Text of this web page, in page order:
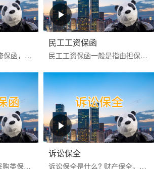
‌质量保函‌，也称为维修保函，是指应供货方或承建人申请，向买方或业主保证，如货物或工程的质量不符合合同约定而卖方或承建人又不能依约更换或修理时，按买方或业主的索...
民工工资保函
民工工资保函一般是指由担保公司或银行为业主或承包商向民工工资监管方提供的，保证业主或承包商按合同约定按时支付农民工工资的担保。如果该项目发生民工工资拖欠行为，则...
采购类保函是什么? 采购类保函一般在采购供货项目中出现得比较多，通常有投标保函、履约保函、预付款保函、质量保修保函等。 采购类保函的做用 采购类保函主要保证业主方的...
诉讼保全
诉讼保全是什么? 财产保全，是指人民法院在利害关系人起诉前或者当事人起诉后，为保障将来的生效判决能够得到执行或者避免财产遭受损失，对当事人的财产或者争议的标的物，...